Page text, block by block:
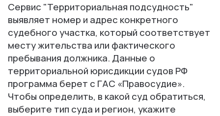
Сервис "Территориальная подсудность"
выявляет номер и адрес конкретного
судебного участка, который соответствует
месту жительства или фактического
пребывания должника. Данные о
территориальной юрисдикции судов РФ
программа берет с ГАС «Правосудие».
Чтобы определить, в какой суд обратиться,
выберите тип суда и регион, укажите